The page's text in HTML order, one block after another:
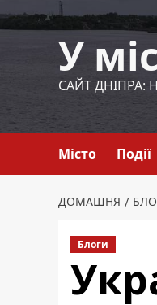
до
У
САЙТ ДНІПРА:
Місто Події
ДОМАШНЯ
Блоги